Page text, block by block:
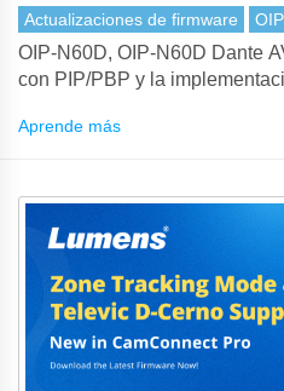
Actualizaciones de firmware
OIP-N60D, OIP-N60D Dante
con PIP/PBP y la
Aprende más